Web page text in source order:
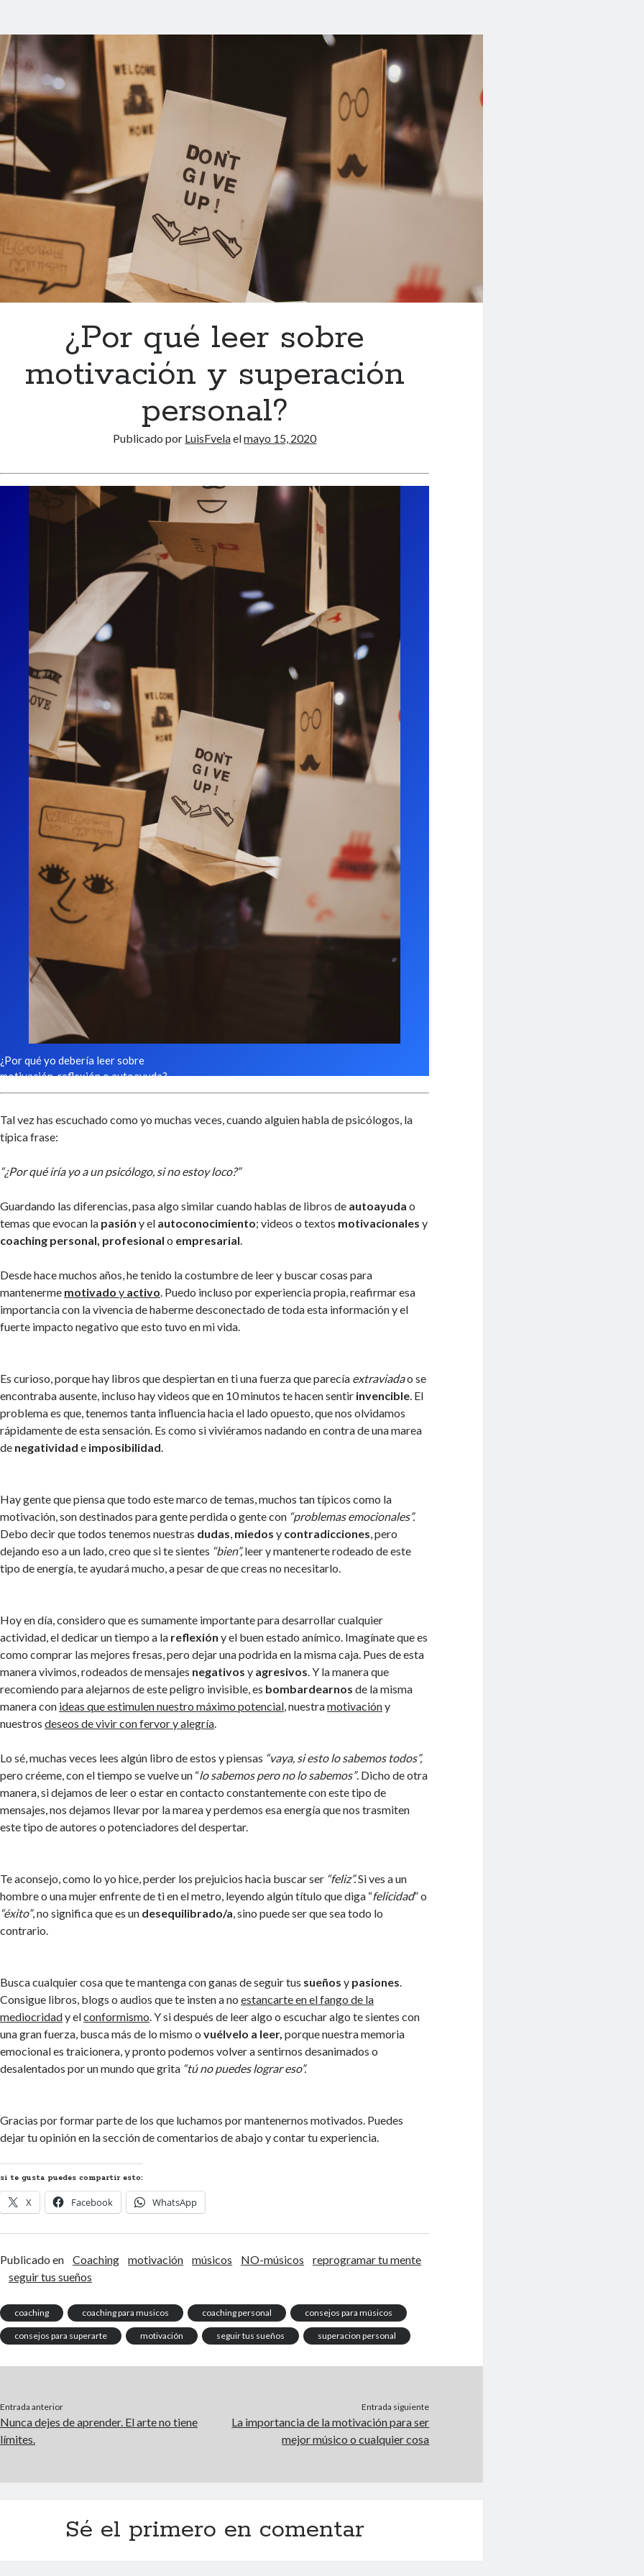
¿Por qué leer sobre
motivación y superación
personal?
Publicado por LuisFvelaelmayo 15, 2020
¿Por qué yo debería leer sobre
motivación, reflexión o autoayuda?
Tal vez has escuchado como yo muchas veces, cuando alguien habla de psicólogos, la
típica frase:
“¿Por qué iría yo a un psicólogo, si no estoy loco?”
Guardando las diferencias, pasa algo similar cuando hablas de libros de autoayuda o
temas que evocan la pasión y el autoconocimiento; videos o textos motivacionales y
coaching personal, profesionalo empresarial.
Desde hace muchos años, he tenido la costumbre de leer y buscar cosas para
mantenerme motivado y activo. Puedo incluso por experiencia propia, reafirmar esa
importancia con la vivencia de haberme desconectado de toda esta información y el
fuerte impacto negativo que esto tuvo en mi vida.
Es curioso, porque hay libros que despiertan en ti una fuerza que parecía extraviadao se
encontraba ausente, incluso hay videos que en 10 minutos te hacen sentir invencible. El
problema es que, tenemos tanta influencia hacia el lado opuesto, que nos olvidamos
rápidamente de esta sensación. Es como si viviéramos nadando en contra de una marea
de negatividad e imposibilidad.
Hay gente que piensa que todo este marco de temas, muchos tan típicos como la
motivación, son destinados para gente perdida o gente con “problemas emocionales”.
Debo decir que todos tenemos nuestras dudas, miedos y contradicciones, pero
dejando eso a un lado, creo que si te sientes “bien”,leer y mantenerte rodeado de este
tipo de energía, te ayudará mucho, a pesar de que creas no necesitarlo.
Hoy en día, considero que es sumamente importante para desarrollar cualquier
actividad, el dedicar un tiempo a la reflexión y el buen estado anímico. Imagínate que es
como comprar las mejores fresas, pero dejar una podrida en la misma caja. Pues de esta
manera vivimos, rodeados de mensajes negativosy agresivos. Y la manera que
recomiendo para alejarnos de este peligro invisible, es bombardearnos de la misma
manera con ideas que estimulen nuestro máximo potencial, nuestramotivacióny
nuestrosdeseos de vivir con fervor y alegría.
Lo sé, muchas veces lees algún libro de estos y piensas “vaya, si esto lo sabemos todos”,
pero créeme, con el tiempo se vuelve un “lo sabemos pero no lo sabemos”. Dicho de otra
manera, si dejamos de leer o estar en contacto constantemente con este tipo de
mensajes, nos dejamos llevar por la marea y perdemos esa energía que nos trasmiten
este tipo de autores o potenciadores del despertar.
Te aconsejo, como lo yo hice, perder los prejuicios hacia buscar ser “feliz”.Si ves a un
hombre o una mujer enfrente de ti en el metro, leyendo algún título que diga “felicidad” o
“éxito”, no significa que es un desequilibrado/a, sino puede ser que sea todo lo
contrario.
Busca cualquier cosa que te mantenga con ganas de seguir tus sueños y pasiones.
Consigue libros, blogs o audios que te insten a noestancarte en el fango de la
mediocridady elconformismo. Y si después de leer algo o escuchar algo te sientes con
una gran fuerza, busca más de lo mismo ovuélvelo a leer, porque nuestra memoria
emocional es traicionera, y pronto podemos volver a sentirnos desanimados o
desalentados por un mundo que grita “tú no puedes lograr eso”.
Gracias por formar parte de los que luchamos por mantenernos motivados. Puedes
dejar tu opinión en la sección de comentarios de abajo y contar tu experiencia.
si te gusta puedes compartir esto:
X Facebook WhatsApp
Publicado en Coaching motivación músicos NO-músicos
reprogramar tu mente
seguir tus sueños
coaching coaching para musicos coaching personal consejos para músicos
consejos para superarte motivación seguir tus sueños superacion personal
Entrada anterior
Nunca dejes de aprender. El arte no tiene
límites.
Entrada siguiente
La importancia de la motivación para ser
mejor músico o cualquier cosa
Sé el primero en comentar